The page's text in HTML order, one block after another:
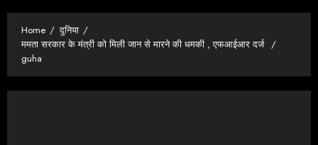
Home
दुनिया
ममता सरकार के मंत्री को मिली जान से मारने की धमकी , एफआईआर दर्ज
guha